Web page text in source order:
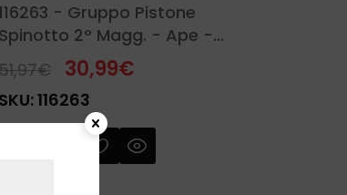
116263 - Gruppo Pistone
Spinotto 2° Magg. - Ape -
Piaggio
€ 30,99€
SKU:116263